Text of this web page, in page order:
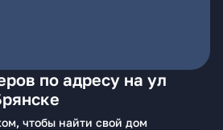
по адресу на ул
чтобы найти свой дом